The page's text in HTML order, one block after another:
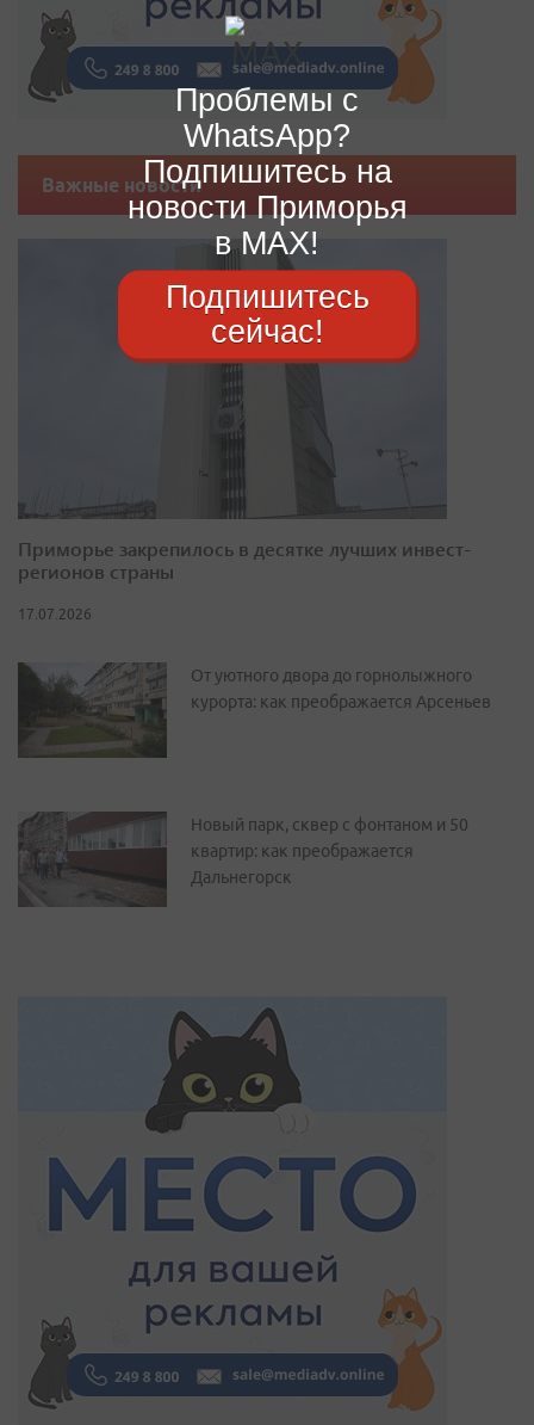
Важные новости
Приморье закрепилось в десятке лучших инвест-
регионов страны
17.07.2026
От уютного двора до горнолыжного
курорта: как преображается Арсеньев
Новый парк, сквер с фонтаном и 50
квартир: как преображается
Дальнегорск
Проблемы с
WhatsApp?
Подпишитесь на
новости Приморья
в MAX!
Подпишитесь
сейчас!